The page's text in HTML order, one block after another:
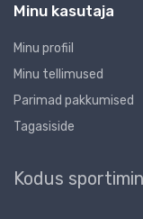
Minu kasutaja
Minu profiil
Minu tellimused
Parimad pakkumised
Tagasiside
Kodus